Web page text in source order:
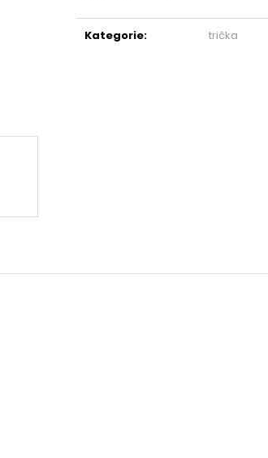
cena:
Kategorie: trička
3 790 Kč